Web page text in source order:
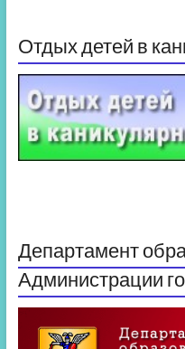
Отдых детей в
Департамент
Администрации